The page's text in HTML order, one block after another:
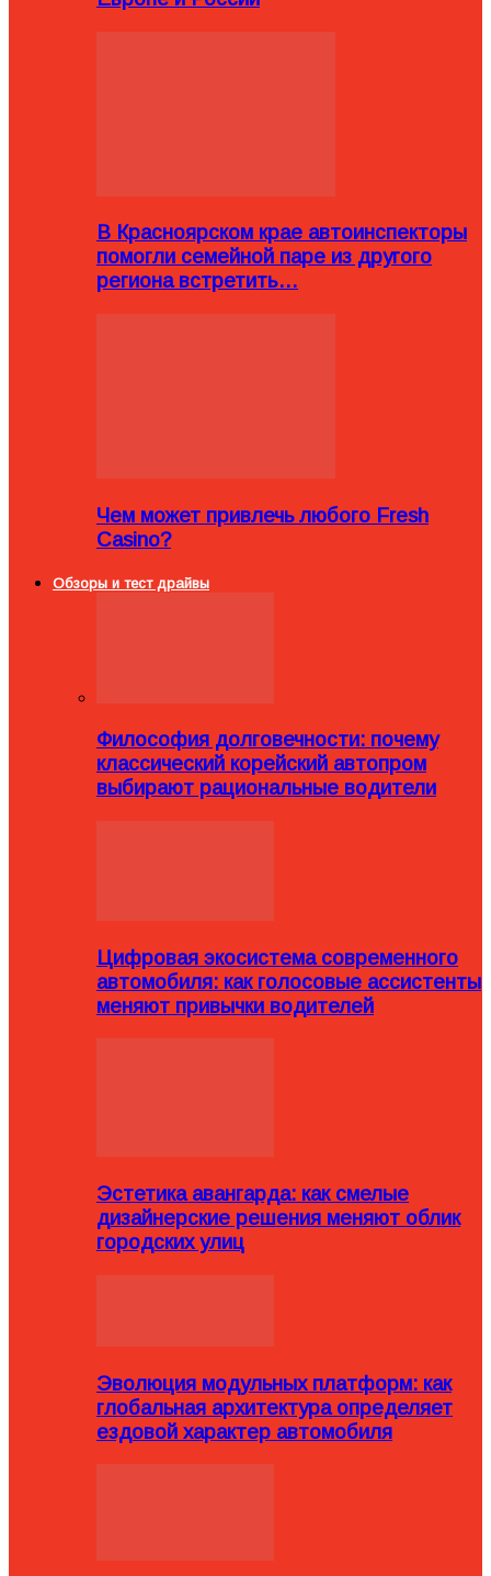
В Красноярском крае автоинспекторы
помогли семейной паре из другого
региона встретить…
Чем может привлечь любого Fresh
Casino?
Обзоры и тест драйвы
Философия долговечности: почему
классический корейский автопром
выбирают рациональные водители
Цифровая экосистема современного
автомобиля: как голосовые ассистенты
меняют привычки водителей
Эстетика авангарда: как смелые
дизайнерские решения меняют облик
городских улиц
Эволюция модульных платформ: как
глобальная архитектура определяет
ездовой характер автомобиля